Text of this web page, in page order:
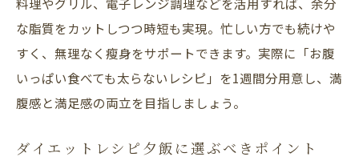
な脂質をカットしつつ時短も実現。忙しい方でも続けや
すく、無理なく瘦身をサポートできます。実際に「お腹
いっぱい食べても太らないレシピ」を1週間分用意し、満
腹感と満足感の両立を目指しましょう。
ダイエットレシピ夕飯に選ぶべきポイント